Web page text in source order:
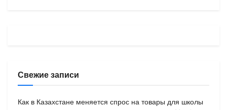
Свежие записи
Как в Казахстане меняется спрос на товары для школы